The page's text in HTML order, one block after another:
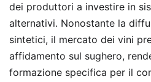
dei produttori a investire in
alternativi. Nonostante la
sintetici, il mercato dei vini
affidamento sul sughero,
formazione specifica per il